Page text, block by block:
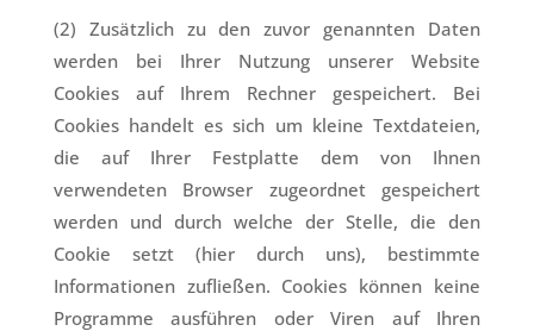
(2) Zusätzlich zu den zuvor genannten Daten
werden bei Ihrer Nutzung unserer Website
Cookies auf Ihrem Rechner gespeichert. Bei
Cookies handelt es sich um kleine Textdateien,
die auf Ihrer Festplatte dem von Ihnen
verwendeten Browser zugeordnet gespeichert
werden und durch welche der Stelle, die den
Cookie setzt (hier durch uns), bestimmte
Informationen zufließen. Cookies können keine
Programme ausführen oder Viren auf Ihren